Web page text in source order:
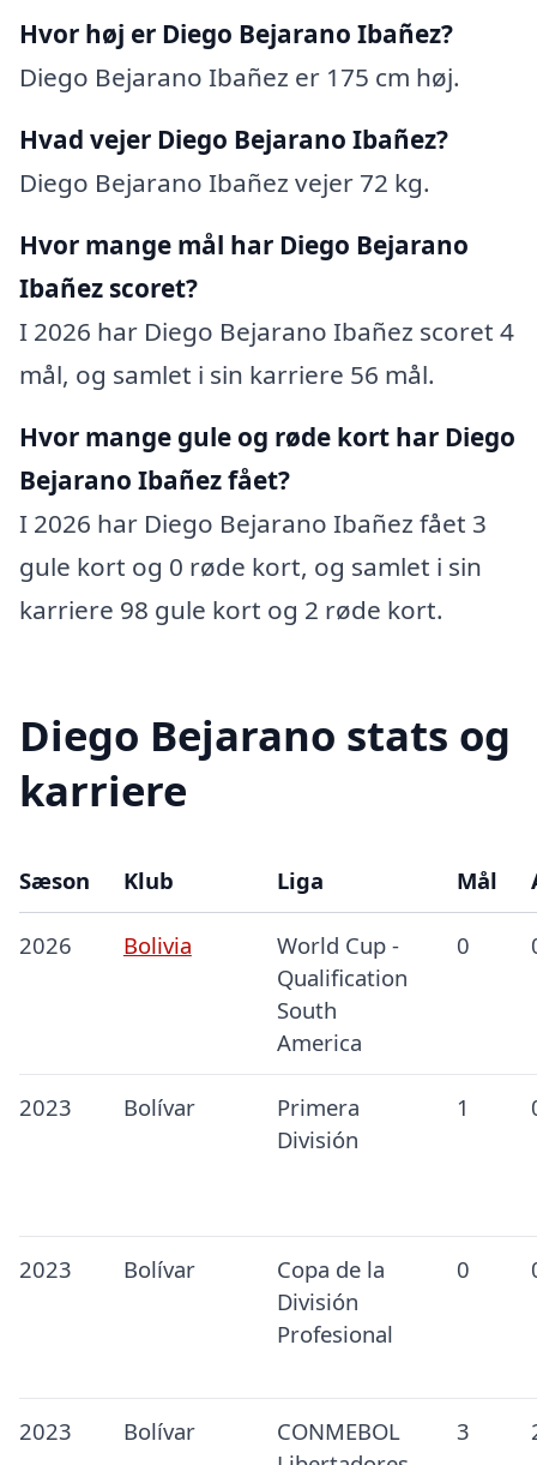
Hvor høj er Diego Bejarano Ibañez?
Diego Bejarano Ibañez er 175 cm høj.
Hvad vejer Diego Bejarano Ibañez?
Diego Bejarano Ibañez vejer 72 kg.
Hvor mange mål har Diego Bejarano
Ibañez scoret?
I 2026 har Diego Bejarano Ibañez scoret 4
mål, og samlet i sin karriere 56 mål.
Hvor mange gule og røde kort har Diego
Bejarano Ibañez fået?
I 2026 har Diego Bejarano Ibañez fået 3
gule kort og 0 røde kort, og samlet i sin
karriere 98 gule kort og 2 røde kort.
Diego Bejarano stats og
karriere
Sæson Klub Liga Mål
2026 Bolivia
World Cup -
Qualification
South
America
0
2023 Bolívar
Primera
División
1
2023 Bolívar
Copa de la
División
Profesional
0
2023 Bolívar
CONMEBOL
3